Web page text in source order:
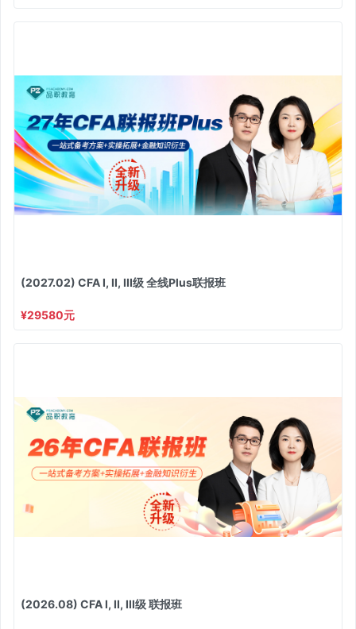
(2027.02) CFA I, II, III级 全线Plus联报班
¥29580元
(2026.08) CFA I, II, III级 联报班